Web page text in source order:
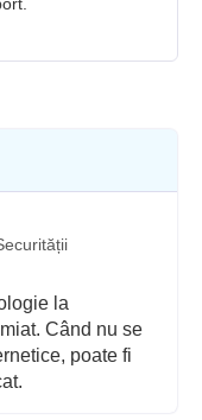
la
Când nu se
poate fi